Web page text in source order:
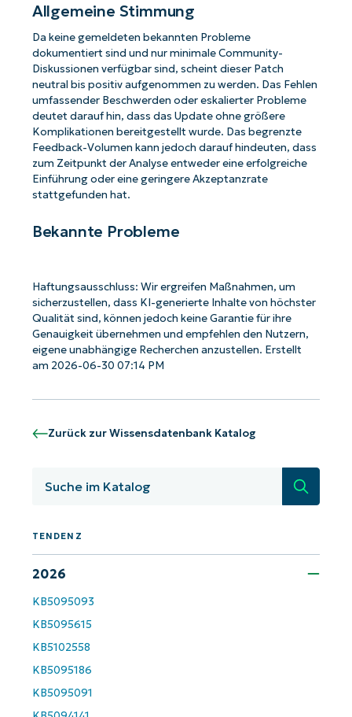
Allgemeine Stimmung
Da keine gemeldeten bekannten Probleme
dokumentiert sind und nur minimale Community-
Diskussionen verfügbar sind, scheint dieser Patch
neutral bis positiv aufgenommen zu werden. Das Fehlen
umfassender Beschwerden oder eskalierter Probleme
deutet darauf hin, dass das Update ohne größere
Komplikationen bereitgestellt wurde. Das begrenzte
Feedback-Volumen kann jedoch darauf hindeuten, dass
zum Zeitpunkt der Analyse entweder eine erfolgreiche
Einführung oder eine geringere Akzeptanzrate
stattgefunden hat.
Bekannte Probleme
Haftungsausschluss: Wir ergreifen Maßnahmen, um
sicherzustellen, dass KI-generierte Inhalte von höchster
Qualität sind, können jedoch keine Garantie für ihre
Genauigkeit übernehmen und empfehlen den Nutzern,
eigene unabhängige Recherchen anzustellen. Erstellt
am 2026-06-30 07:14 PM
Zurück zur Wissensdatenbank Katalog
Suche
TENDENZ
2026
KB5095093
KB5095615
KB5102558
KB5095186
KB5095091
First
last
Business